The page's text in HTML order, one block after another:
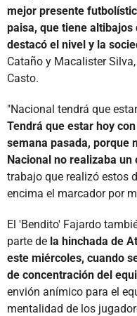
mejor presente
paisa, que tiene altibajos
destacó el nivel y la
Cataño y Macalister
Casto.
"Nacional tendrá que
Tendrá que estar hoy
semana pasada, porque
Nacional no realizaba un
trabajo que realizó estos
encima el marcador por
El 'Bendito' Fajardo
parte de la hinchada de
este miércoles, cuando
de concentración del
envión anímico para el
mentalidad de los